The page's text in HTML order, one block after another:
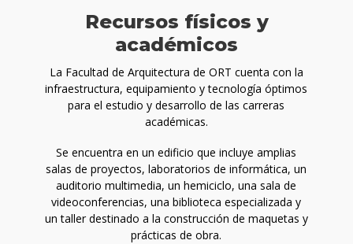
Recursos físicos y
académicos
La Facultad de Arquitectura de ORT cuenta con la
infraestructura, equipamiento y tecnología óptimos
para el estudio y desarrollo de las carreras
académicas.
Se encuentra en un edificio que incluye amplias
salas de proyectos, laboratorios de informática, un
auditorio multimedia, un hemiciclo, una sala de
videoconferencias, una biblioteca especializada y
un taller destinado a la construcción de maquetas y
prácticas de obra.